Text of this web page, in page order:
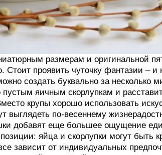
размерам и оригинальной
Стоит проявить чуточку фантазии –
создать буквально за несколько
пустым яичным скорлупкам и
крупы хорошо использовать
выглядеть по-весеннему
добавят еще большее ощущение
яйца и скорлупки могут быть
зависит от индивидуальных